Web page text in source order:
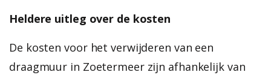
Heldere uitleg over de kosten
De kosten voor het verwijderen van een
draagmuur in Zoetermeer zijn afhankelijk van